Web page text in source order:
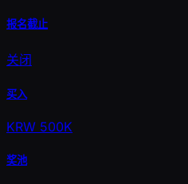
报名截止
关闭
买入
KRW 500K
奖池